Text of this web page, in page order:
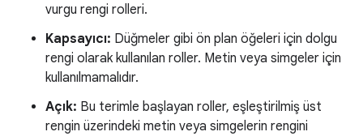
vurgu rengi rolleri.
Kapsayıcı: Düğmeler gibi ön plan öğeleri için dolgu
rengi olarak kullanılan roller. Metin veya simgeler için
kullanılmamalıdır.
Açık: Bu terimle başlayan roller, eşleştirilmiş üst
rengin üzerindeki metin veya simgelerin rengini